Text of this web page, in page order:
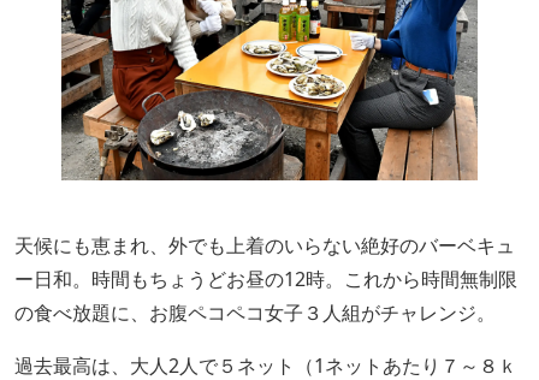
天候にも恵まれ、外でも上着のいらない絶好のバーベキュ
ー日和。時間もちょうどお昼の12時。これから時間無制限
の食べ放題に、お腹ペコペコ女子３人組がチャレンジ。
過去最高は、大人2人で５ネット（1ネットあたり７～８ｋ